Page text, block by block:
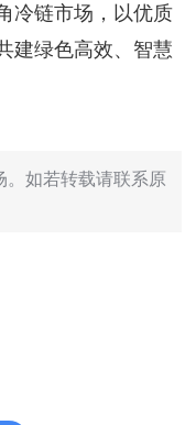
冷链市场，以优质
建绿色高效、智慧
。如若转载请联系原